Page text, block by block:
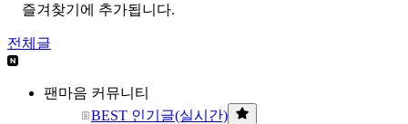
즐겨찾기에 추가됩니다.
전체글
팬마음 커뮤니티
BEST 인기글(실시간)